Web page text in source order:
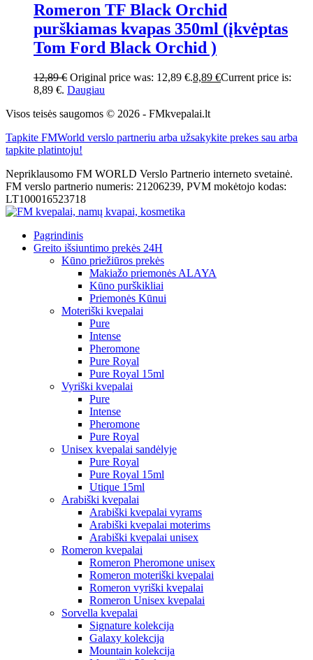
Romeron TF Black Orchid
purškiamas kvapas 350ml (įkvėptas
Tom Ford Black Orchid )
12,89€ Original price was: 12,89 €.8,89 €Current price is:
8,89 €. Daugiau
Visos teisės saugomos © 2026 - FMkvepalai.lt
Tapkite FMWorld verslo partneriu arba užsakykite prekes sau arba
tapkite platintoju!
Nepriklausomo FM WORLD Verslo Partnerio interneto svetainė.
FM verslo partnerio numeris: 21206239, PVM mokėtojo kodas:
LT100016523718
Pagrindinis
Greito išsiuntimo prekės 24H
Kūno priežiūros prekės
Makiažo priemonės ALAYA
Kūno purškikliai
Priemonės Kūnui
Moteriški kvepalai
Pure
Intense
Pheromone
Pure Royal
Pure Royal 15ml
Vyriški kvepalai
Pure
Intense
Pheromone
Pure Royal
Unisex kvepalai sandėlyje
Pure Royal
Pure Royal 15ml
Utique 15ml
Arabiški kvepalai
Arabiški kvepalai vyrams
Arabiški kvepalai moterims
Arabiški kvepalai unisex
Romeron kvepalai
Romeron Pheromone unisex
Romeron moteriški kvepalai
Romeron vyriški kvepalai
Romeron Unisex kvepalai
Sorvella kvepalai
Signature kolekcija
Galaxy kolekcija
Mountain kolekcija